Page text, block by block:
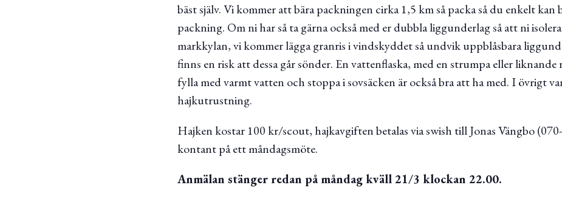
bäst själv. Vi kommer att bära packningen cirka 1,5 km så packa så du enkelt kan
packning. Om ni har så ta gärna också med er dubbla liggunderlag så att ni
markkylan, vi kommer lägga granris i vindskyddet så undvik uppblåsbara
finns en risk att dessa går sönder. En vattenflaska, med en strumpa eller
fylla med varmt vatten och stoppa i sovsäcken är också bra att ha med. I övrigt
hajkutrustning.
Hajken kostar 100 kr/scout, hajkavgiften betalas via swish till Jonas Vängbo
kontant på ett måndagsmöte.
Anmälan stänger redan på måndag kväll 21/3 klockan 22.00.